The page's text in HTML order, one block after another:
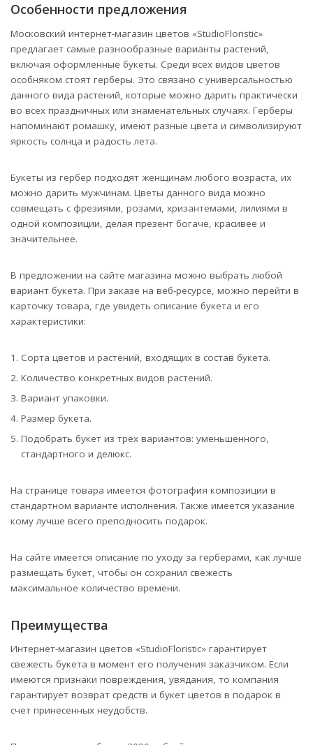
Особенности предложения
Московский интернет-магазин цветов «StudioFloristic»
предлагает самые разнообразные варианты растений,
включая оформленные букеты. Среди всех видов цветов
особняком стоят герберы. Это связано с универсальностью
данного вида растений, которые можно дарить практически
во всех праздничных или знаменательных случаях. Герберы
напоминают ромашку, имеют разные цвета и символизируют
яркость солнца и радость лета.
Букеты из гербер подходят женщинам любого возраста, их
можно дарить мужчинам. Цветы данного вида можно
совмещать с фрезиями, розами, хризантемами, лилиями в
одной композиции, делая презент богаче, красивее и
значительнее.
В предложении на сайте магазина можно выбрать любой
вариант букета. При заказе на веб-ресурсе, можно перейти в
карточку товара, где увидеть описание букета и его
характеристики:
Сорта цветов и растений, входящих в состав букета.
Количество конкретных видов растений.
Вариант упаковки.
Размер букета.
Подобрать букет из трех вариантов: уменьшенного,
стандартного и делюкс.
На странице товара имеется фотография композиции в
стандартном варианте исполнения. Также имеется указание
кому лучше всего преподносить подарок.
На сайте имеется описание по уходу за герберами, как лучше
размещать букет, чтобы он сохранил свежесть
максимальное количество времени.
Преимущества
Интернет-магазин цветов «StudioFloristic» гарантирует
свежесть букета в момент его получения заказчиком. Если
имеются признаки повреждения, увядания, то компания
гарантирует возврат средств и букет цветов в подарок в
счет принесенных неудобств.